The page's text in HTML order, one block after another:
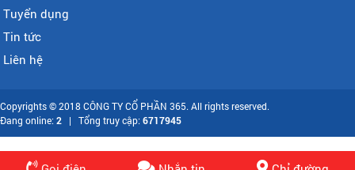
Tuyển dụng
Tin tức
Liên hệ
Copyrights © 2018 CÔNG TY CỔ PHẦN 365. All rights reserved.
Đang online: 2 | Tổng truy cập: 6717945